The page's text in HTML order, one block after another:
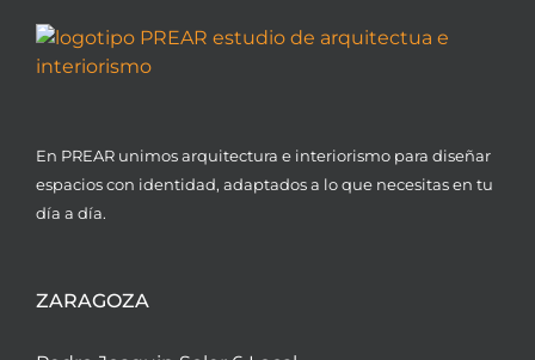
En PREAR unimos arquitectura e interiorismo para diseñar
espacios con identidad, adaptados a lo que necesitas en tu
día a día.
ZARAGOZA